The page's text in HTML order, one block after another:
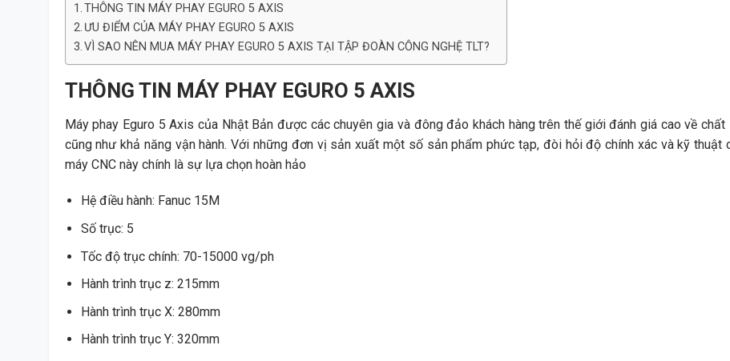
THÔNG TIN MÁY PHAY EGURO 5 AXIS
ƯU ĐIỂM CỦA MÁY PHAY EGURO 5 AXIS
VÌ SAO NÊN MUA MÁY PHAY EGURO 5 AXIS TẠI TẬP ĐOÀN CÔNG NGHỆ TLT?
THÔNG TIN MÁY PHAY EGURO 5 AXIS
Máy phay Eguro 5 Axis của Nhật Bản được các chuyên gia và đông đảo khách hàng trên thế giới đánh giá cao về chất
cũng như khả năng vận hành. Với những đơn vị sản xuất một số sản phẩm phức tạp, đòi hỏi độ chính xác và kỹ thuật
máy CNC này chính là sự lựa chọn hoàn hảo
Hệ điều hành: Fanuc 15M
Số trục: 5
Tốc độ trục chính: 70-15000 vg/ph
Hành trình trục z: 215mm
Hành trình trục X: 280mm
Hành trình trục Y: 320mm